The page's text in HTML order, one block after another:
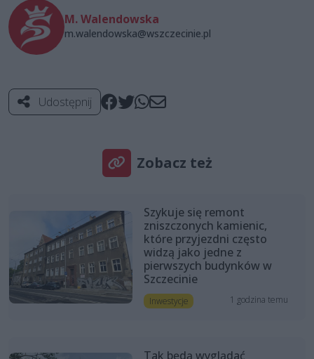
M. Walendowska
m.walendowska@wszczecinie.pl
Udostępnij
Zobacz też
Szykuje się remont
zniszczonych kamienic,
które przyjezdni często
widzą jako jedne z
pierwszych budynków w
Szczecinie
Inwestycje 1 godzina temu
Tak będą wyglądać